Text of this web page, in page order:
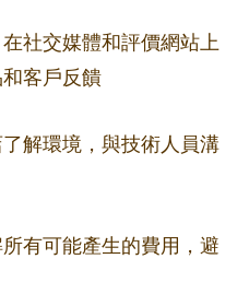
在社交媒體和評價網站上
客戶反饋
了解環境，與技術人員溝
有可能產生的費用，避